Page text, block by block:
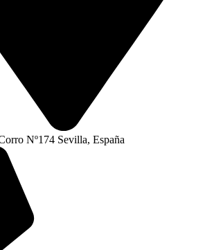
Nº174 Sevilla, España